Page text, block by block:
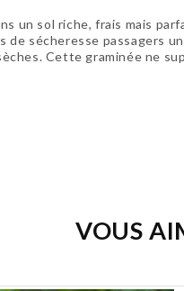
un sol riche, frais mais
sécheresse passagers
Cette graminée ne
VOUS